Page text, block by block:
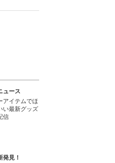
ュース
アイテムでほ
い最新グッズ
信
見！